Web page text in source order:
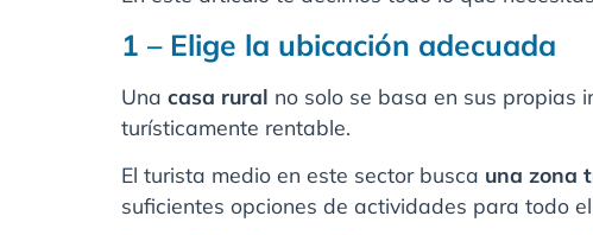
1 – Elige la ubicación adecuada
Una casa rural no solo se basa en sus propias
turísticamente rentable.
El turista medio en este sector busca una zona
suficientes opciones de actividades para todo